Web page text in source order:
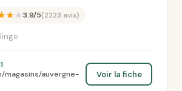
3.9/5(2223 avis)
magasins/auvergne-
Voir la fiche